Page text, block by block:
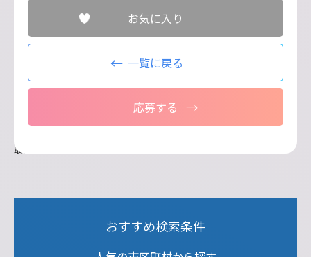
お気に入り
一覧に戻る
応募する
最終更新日：2026/02/06
おすすめ検索条件